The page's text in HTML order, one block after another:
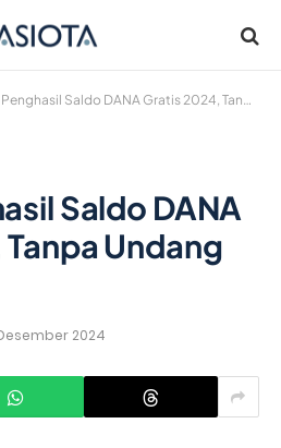
Saldo DANA Gratis 2024, Tanpa Undang Teman!
Saldo DANA
Undang
2024